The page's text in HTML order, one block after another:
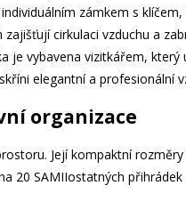
zámkem s
cirkulaci vzduchu a
je vybavena vizitkářem,
elegantní a profesionální
organizace
Její kompaktní
20 SAMIIostatných